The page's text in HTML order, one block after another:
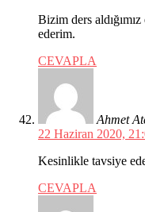
Bizim ders
ederim.
CEVAPLA
Ahmet
22 Haziran 2020,
Kesinlikle tavsiye
CEVAPLA